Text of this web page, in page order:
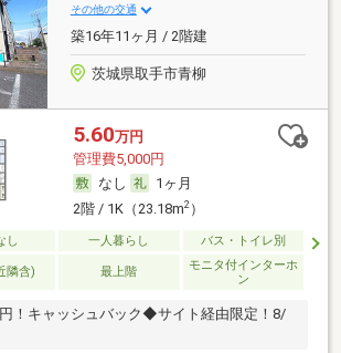
その他の交通
築16年11ヶ月 / 2階建
茨城県取手市青柳
5.60万円
管理費5,000円
なし
1ヶ月
2階 / 1K（23.18m2）
し 一人暮らし バス・トイレ別
隣含) 最上階
モニタ付インターホ
ン
！キャッシュバック◆サイト経由限定！8/